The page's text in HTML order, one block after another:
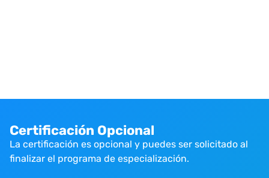
Certificación Opcional
La certificación es opcional y puedes ser solicitado al
finalizar el programa de especialización.